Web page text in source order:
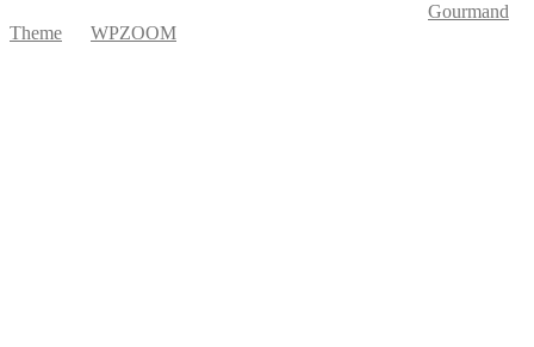
Gourmand
Theme
WPZOOM